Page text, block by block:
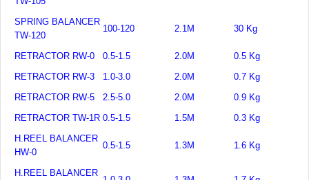
SPRING BALANCER
TW-120
100-120 2.1M 30 Kg
RETRACTOR RW-0 0.5-1.5 2.0M
0.5 Kg
RETRACTOR RW-3
1.0-3.0 2.0M
0.7 Kg
RETRACTOR RW-5
2.5-5.0 2.0M
0.9 Kg
RETRACTOR TW-1R 0.5-1.5 1.5M
0.3 Kg
H.REEL BALANCER
HW-0
0.5-1.5 1.3M 1.6 Kg
H.REEL BALANCER